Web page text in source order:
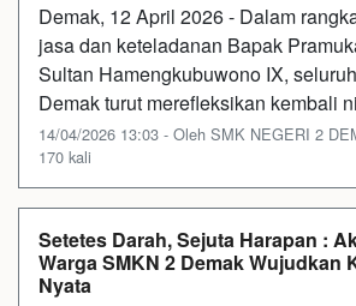
Demak, 12 April 2026 - Dalam
jasa dan keteladanan Bapak
Sultan Hamengkubuwono IX,
Demak turut merefleksikan kembali
14/04/2026 13:03 - Oleh SMK NEGERI 2
170 kali
Setetes Darah, Sejuta Harapan :
Warga SMKN 2 Demak Wujudkan
Nyata